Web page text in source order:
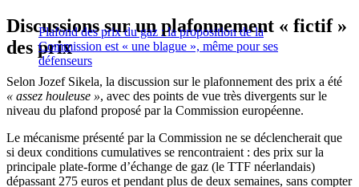
Plafond des prix du gaz : la proposition de la
Commission est « une blague », même pour ses
défenseurs
Discussions sur un plafonnement « fictif »
des prix
Selon Jozef Sikela, la discussion sur le plafonnement des prix a été
« assez houleuse », avec des points de vue très divergents sur le
niveau du plafond proposé par la Commission européenne.
Le mécanisme présenté par la Commission ne se déclencherait que
si deux conditions cumulatives se rencontraient : des prix sur la
principale plate-forme d’échange de gaz (le TTF néerlandais)
dépassant 275 euros et pendant plus de deux semaines, sans compter